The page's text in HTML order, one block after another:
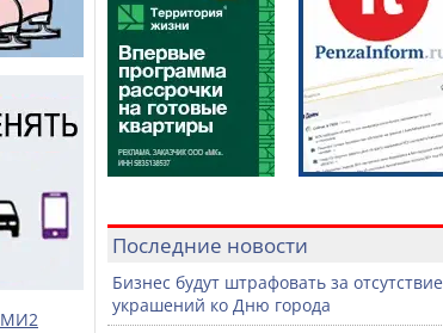
Последние новости
Бизнес будут штрафовать за отсутствие
украшений ко Дню города